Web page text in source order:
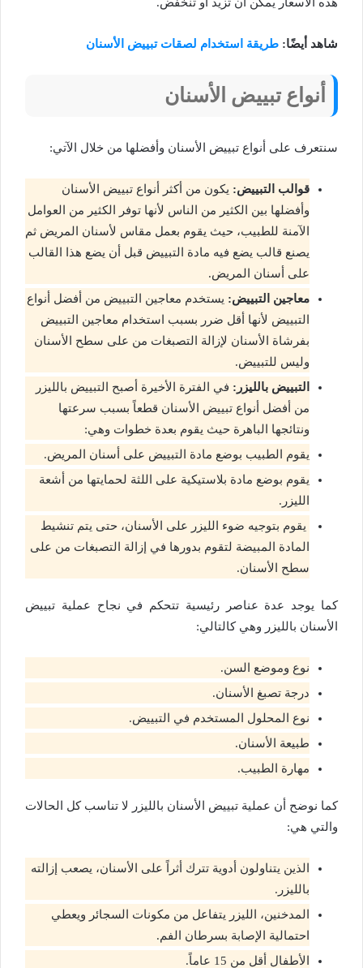
شاهد أيضًا: طريقة استخدام لصقات تبييض الأسنان
أنواع تبييض الأسنان
سنتعرف على أنواع تبييض الأسنان وأفضلها من خلال الآتي:
قوالب التبييض: يكون من أكثر أنواع تبييض الأسنان
وأفضلها بين الكثير من الناس لأنها توفر الكثير من العوامل
الآمنة للطبيب، حيث يقوم بعمل مقاس لأسنان المريض ثم
يصنع قالب يضع فيه مادة التبييض قبل أن يضع هذا القالب
على أسنان المريض.
معاجين التبييض: يستخدم معاجين التبييض من أفضل أنواع
التبييض لأنها أقل ضرر بسبب استخدام معاجين التبييض
بفرشاة الأسنان لإزالة التصبغات من على سطح الأسنان
وليس للتبييض.
التبييض بالليزر: في الفترة الأخيرة أصبح التبييض بالليزر
من أفضل أنواع تبييض الأسنان قطعاً بسبب سرعتها
ونتائجها الباهرة حيث يقوم بعدة خطوات وهي:
يقوم الطبيب بوضع مادة التبييض على أسنان المريض.
يقوم بوضع مادة بلاستيكية على اللثة لحمايتها من أشعة
الليزر.
يقوم بتوجيه ضوء الليزر على الأسنان، حتى يتم تنشيط
المادة المبيضة لتقوم بدورها في إزالة التصبغات من على
سطح الأسنان.
كما يوجد عدة عناصر رئيسية تتحكم في نجاح عملية تبييض
الأسنان بالليزر وهي كالتالي:
نوع وموضع السن.
درجة تصبغ الأسنان.
نوع المحلول المستخدم في التبييض.
طبيعة الأسنان.
مهارة الطبيب.
كما نوضح أن عملية تبييض الأسنان بالليزر لا تناسب كل الحالات
والتي هي:
الذين يتناولون أدوية تترك أثراً على الأسنان، يصعب إزالته
بالليزر.
المدخنين، الليزر يتفاعل من مكونات السجائر ويعطي
احتمالية الإصابة بسرطان الفم.
الأطفال أقل من 15 عاماً.